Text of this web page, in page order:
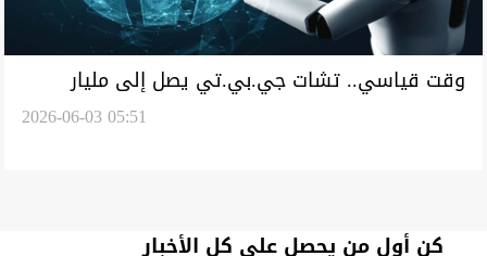
وقت قياسي.. تشات جي.بي.تي يصل إلى مليار
2026-06-03 05:51
كن أول من يحصل على كل الأخبار